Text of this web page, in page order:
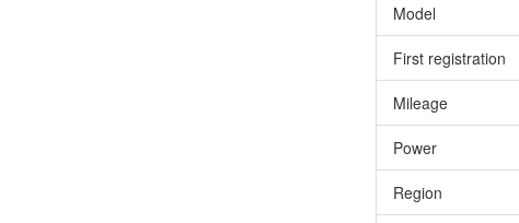
Model
First registration
Mileage
Power
Region